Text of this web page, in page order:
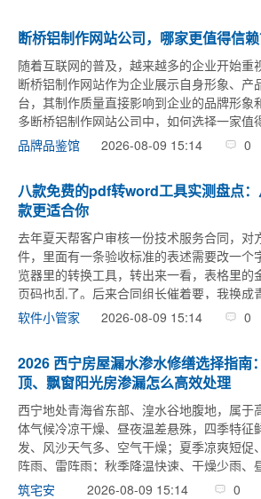
断桥铝制作网站公司，哪家更值得信赖
随着互联网的普及，越来越多的企业开始重
断桥铝制作网站作为企业展示自身形象、产
台，其制作质量直接影响到企业的品牌形象
多断桥铝制作网站公司中，如何选择一家值
成为企业关注的焦点。本文将为您分析断桥
品牌品鉴馆 2026-08-09 15:14 0
八款免费的pdf转word工具实测盘点
款更适合你
去年夏天帮客户审核一份技术服务合同，对
件，里面有一条验收标准的表述需要改一个
览器里的转换工具，转出来一看，表格里的
页码也乱了。后来合同组长催着要，我换成
扫描件又过了一轮，转出来的 Word 里表格
软件小管家 2026-08-09 15:14 0
2026 西宁房屋漏水渗水修缮选择指南
顶、飘窗阳光房渗漏怎么高效处理
西宁地处青海省东部、湟水谷地腹地，属于
体气候冷凉干燥、昼夜温差悬殊，四季特征
发、风沙天气多、空气干燥；夏季凉爽短促
阵雨、雷阵雨；秋季降温快速、干燥少雨、
寒冷漫长、降雪较多、低温持续时间久、冻
筑宅安 2026-08-09 15:14 0